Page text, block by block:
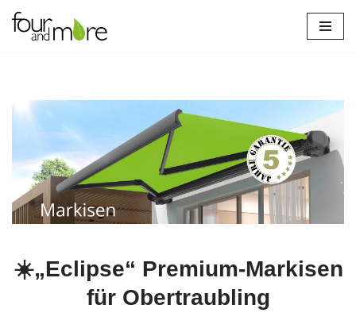
Zum
☀️„Eclipse“ Premium-Markisen
für Obertraubling